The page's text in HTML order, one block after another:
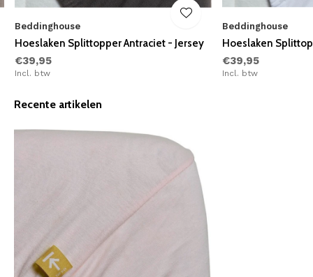
Beddinghouse
Hoeslaken Splittopper Antraciet - Jersey
€39,95
Incl. btw
Beddinghouse
Hoeslaken
€39,95
Incl. btw
Recente artikelen